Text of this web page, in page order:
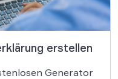
erstellen
Generator